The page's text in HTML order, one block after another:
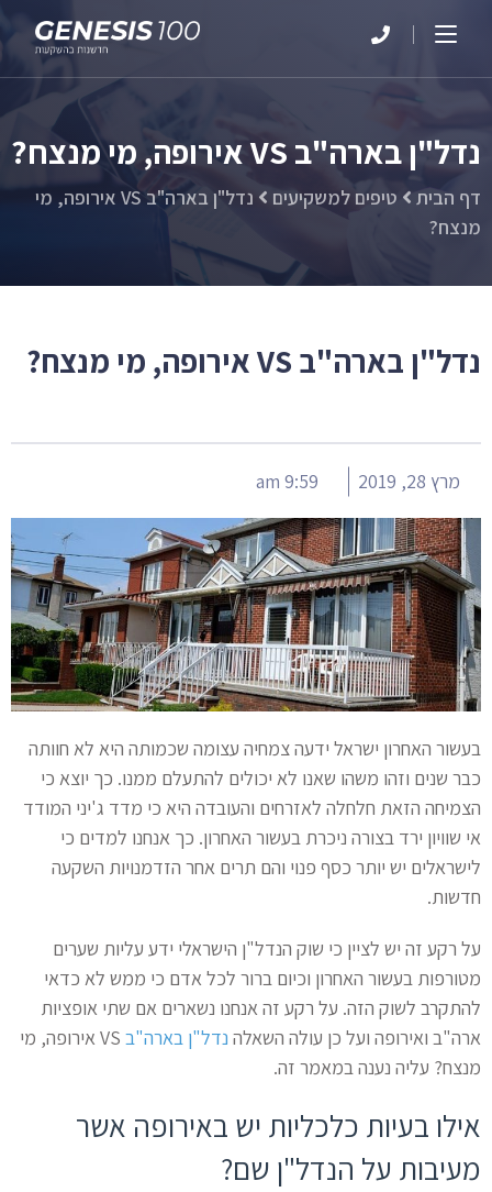
נדל"ן בארה"ב VS אירופה, מי מנצח?
דף הבית טיפים למשקיעים
נדל"ן בארה"ב VS אירופה, מי
מנצח?
נדל"ן בארה"ב VS אירופה, מי מנצח?
מרץ 28, 2019 9:59 am
בעשור האחרון ישראל ידעה צמחיה עצומה שכמותה היא לא חוותה
כבר שנים וזהו משהו שאנו לא יכולים להתעלם ממנו. כך יוצא כי
הצמיחה הזאת חלחלה לאזרחים והעובדה היא כי מדד ג'יני המודד
אי שוויון ירד בצורה ניכרת בעשור האחרון. כך אנחנו למדים כי
לישראלים יש יותר כסף פנוי והם תרים אחר הזדמנויות השקעה
חדשות.
על רקע זה יש לציין כי שוק הנדל"ן הישראלי ידע עליות שערים
מטורפות בעשור האחרון וכיום ברור לכל אדם כי ממש לא כדאי
להתקרב לשוק הזה. על רקע זה אנחנו נשארים אם שתי אופציות
ארה"ב ואירופה ועל כן עולה השאלה נדל"ן בארה"ב
VS אירופה, מי
מנצח? עליה נענה במאמר זה.
אילו בעיות כלכליות יש באירופה אשר
מעיבות על הנדל"ן שם?